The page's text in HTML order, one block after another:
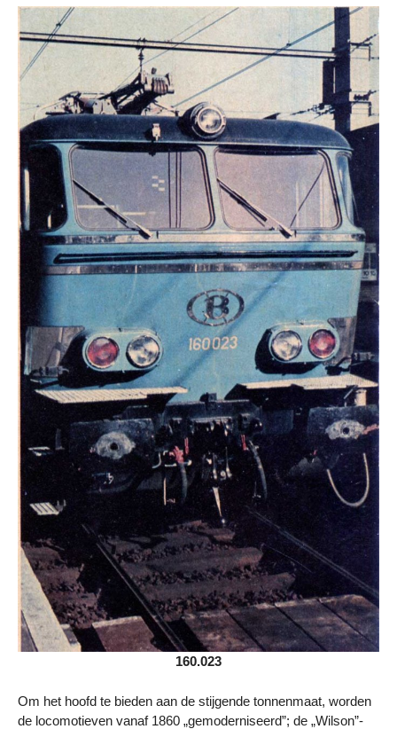
160.023
Om het hoofd te bieden aan de stijgende tonnenmaat, worden
de locomotieven vanaf 1860 „gemoderniseerd”; de „Wilson”-